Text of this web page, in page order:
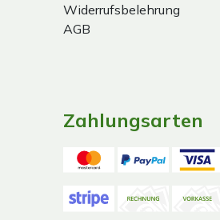
Widerrufsbelehrung
AGB
Zahlungsarten